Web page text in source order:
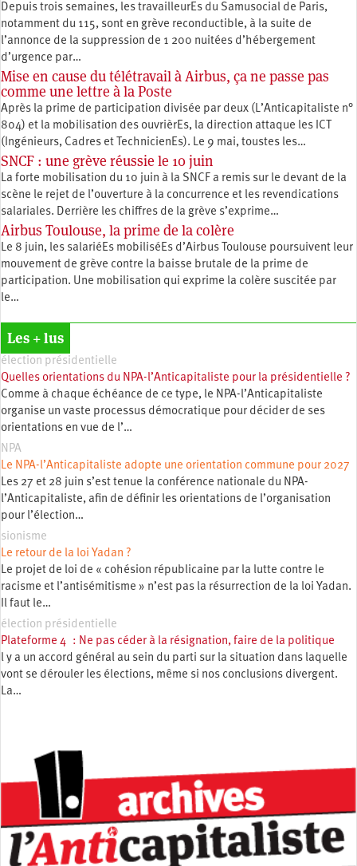
Depuis trois semaines, les travailleurEs du Samusocial de Paris,
notamment du 115, sont en grève reconductible, à la suite de
l’annonce de la suppression de 1 200 nuitées d’hébergement
d’urgence par…
Mise en cause du télétravail à Airbus, ça ne passe pas
comme une lettre à la Poste
Après la prime de participation divisée par deux (L’Anticapitaliste n°
804) et la mobilisation des ouvrièrEs, la direction attaque les ICT
(Ingénieurs, Cadres et TechnicienEs). Le 9 mai, toustes les…
SNCF : une grève réussie le 10 juin
La forte mobilisation du 10 juin à la SNCF a remis sur le devant de la
scène le rejet de l’ouverture à la concurrence et les revendications
salariales. Derrière les chiffres de la grève s’exprime…
Airbus Toulouse, la prime de la colère
Le 8 juin, les salariéEs mobiliséEs d’Airbus Toulouse poursuivent leur
mouvement de grève contre la baisse brutale de la prime de
participation. Une mobilisation qui exprime la colère suscitée par
le…
Les + lus
élection présidentielle
Quelles orientations du NPA-l’Anticapitaliste pour la présidentielle ?
Comme à chaque échéance de ce type, le NPA-l’Anticapitaliste
organise un vaste processus démocratique pour décider de ses
orientations en vue de l’…
NPA
Le NPA-l’Anticapitaliste adopte une orientation commune pour 2027
Les 27 et 28 juin s’est tenue la conférence nationale du NPA-
l’Anticapitaliste, afin de définir les orientations de l’organisation
pour l’élection…
sionisme
Le retour de la loi Yadan ?
Le projet de loi de « cohésion républicaine par la lutte contre le
racisme et l’antisémitisme » n’est pas la résurrection de la loi Yadan.
Il faut le…
élection présidentielle
Plateforme 4 : Ne pas céder à la résignation, faire de la politique
l y a un accord général au sein du parti sur la situation dans laquelle
vont se dérouler les élections, même si nos conclusions divergent.
La…